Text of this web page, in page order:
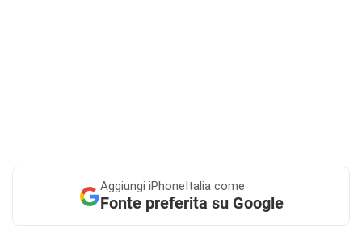
Aggiungi iPhoneItalia come
Fonte preferita su Google